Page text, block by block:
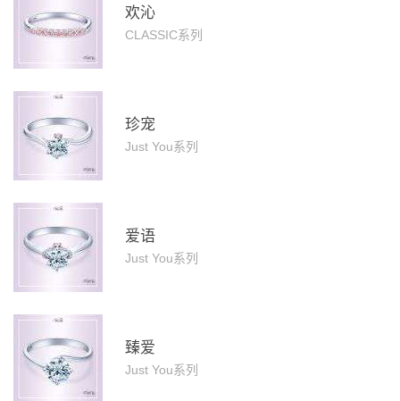
欢沁
CLASSIC系列
珍宠
Just You系列
爱语
Just You系列
臻爱
Just You系列